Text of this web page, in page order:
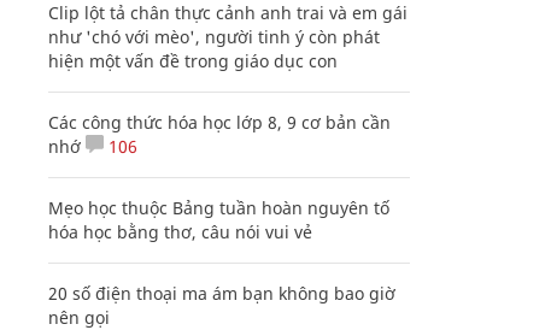
Clip lột tả chân thực cảnh anh trai và em gái
như 'chó với mèo', người tinh ý còn phát
hiện một vấn đề trong giáo dục con
Các công thức hóa học lớp 8, 9 cơ bản cần
nhớ
106
Mẹo học thuộc Bảng tuần hoàn nguyên tố
hóa học bằng thơ, câu nói vui vẻ
20 số điện thoại ma ám bạn không bao giờ
nên gọi